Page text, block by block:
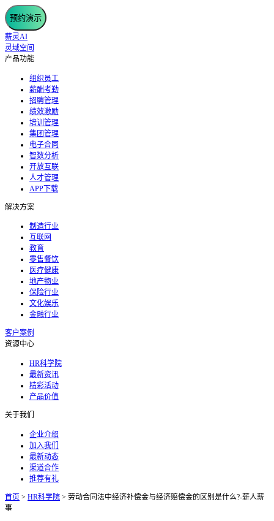
预约演示
薪灵AI
灵域空间
产品功能
组织员工
薪酬考勤
招聘管理
绩效激励
培训管理
集团管理
电子合同
智数分析
开放互联
人才管理
APP下载
解决方案
制造行业
互联网
教育
零售餐饮
医疗健康
地产物业
保险行业
文化娱乐
金融行业
客户案例
资源中心
HR科学院
最新资讯
精彩活动
产品价值
关于我们
企业介绍
加入我们
最新动态
渠道合作
推荐有礼
首页 > HR科学院 > 劳动合同法中经济补偿金与经济赔偿金的区别是什么?-薪人薪
事